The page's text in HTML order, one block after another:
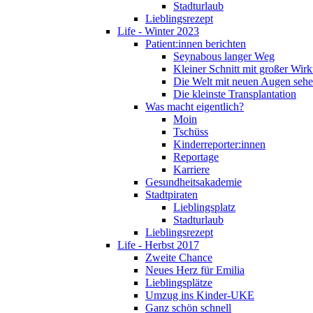
Stadturlaub
Lieblingsrezept
Life - Winter 2023
Patient:innen berichten
Seynabous langer Weg
Kleiner Schnitt mit großer
Die Welt mit neuen Augen
Die kleinste Transplantation
Was macht eigentlich?
Moin
Tschüss
Kinderreporter:innen
Reportage
Karriere
Gesundheitsakademie
Stadtpiraten
Lieblingsplatz
Stadturlaub
Lieblingsrezept
Life - Herbst 2017
Zweite Chance
Neues Herz für Emilia
Lieblingsplätze
Umzug ins Kinder-UKE
Ganz schön schnell